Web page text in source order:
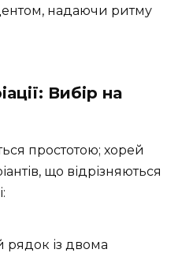
надаючи ритму
Вибір на
простотою; хорей
що відрізняються
рядок із двома